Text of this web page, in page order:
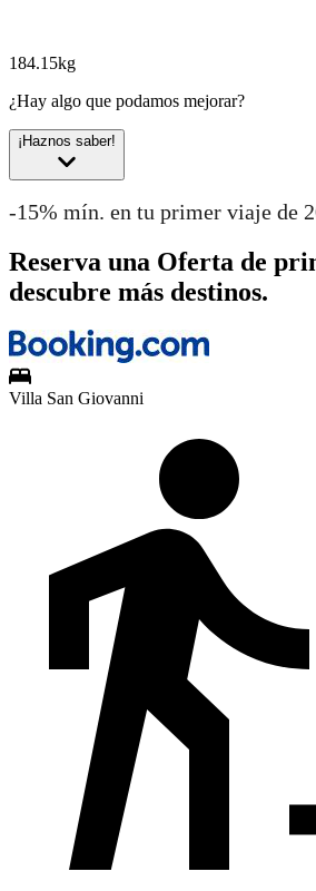
184.15kg
¿Hay algo que podamos mejorar?
¡Haznos saber!
-15% mín. en tu primer viaje de
Reserva una Oferta de
descubre más destinos.
Villa San Giovanni